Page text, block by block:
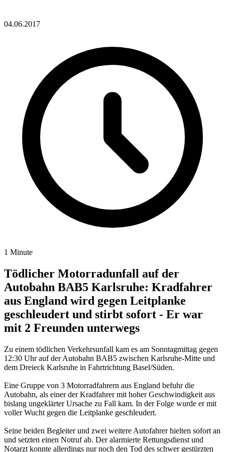
04.06.2017
1 Minute
Tödlicher Motorradunfall auf der
Autobahn BAB5 Karlsruhe: Kradfahrer
aus England wird gegen Leitplanke
geschleudert und stirbt sofort - Er war
mit 2 Freunden unterwegs
Zu einem tödlichen Verkehrsunfall kam es am Sonntagmittag gegen
12:30 Uhr auf der Autobahn BAB5 zwischen Karlsruhe-Mitte und
dem Dreieck Karlsruhe in Fahrtrichtung Basel/Süden.
Eine Gruppe von 3 Motorradfahrern aus England befuhr die
Autobahn, als einer der Kradfahrer mit hoher Geschwindigkeit aus
bislang ungeklärter Ursache zu Fall kam. In der Folge wurde er mit
voller Wucht gegen die Leitplanke geschleudert.
Seine beiden Begleiter und zwei weitere Autofahrer hielten sofort an
und setzten einen Notruf ab. Der alarmierte Rettungsdienst und
Notarzt konnte allerdings nur noch den Tod des schwer gestürzten